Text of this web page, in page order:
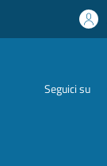
Seguici su